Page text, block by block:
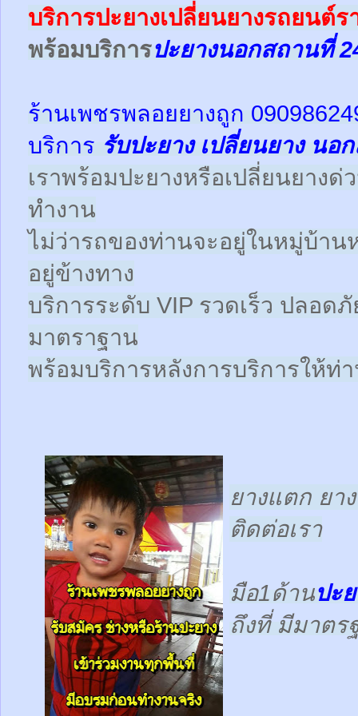
บริการปะยางเปลี่ยนยางรถยนต์
พร้อมบริการปะยางนอกสถานที่
ร้านเพชรพลอยยางถูก
บริการ รับปะยาง เปลี่ยนยาง นอ
เราพร้อมปะยางหรือเปลี่ยนยาง
ทำงาน
ไม่ว่ารถของท่านจะอยู่ในหมู่บ้า
อยู่ข้างทาง
บริการระดับ VIP รวดเร็ว ปลอด
มาตราฐาน
พร้อมบริการหลังการบริการให้ท่
ยางแตก ยา
ติดต่อเรา
มือ1ด้านปะ
ถึงที่ มีมาตร